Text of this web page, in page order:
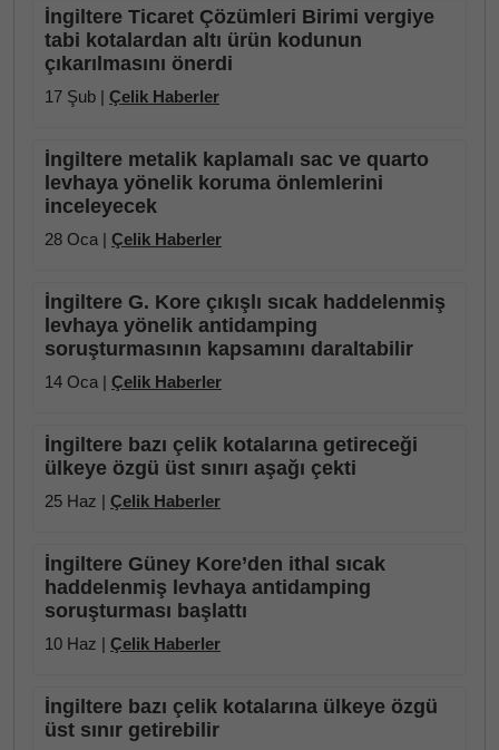
İngiltere Ticaret Çözümleri Birimi vergiye
tabi kotalardan altı ürün kodunun
çıkarılmasını önerdi
17 Şub | Çelik Haberler
İngiltere metalik kaplamalı sac ve quarto
levhaya yönelik koruma önlemlerini
inceleyecek
28 Oca | Çelik Haberler
İngiltere G. Kore çıkışlı sıcak haddelenmiş
levhaya yönelik antidamping
soruşturmasının kapsamını daraltabilir
14 Oca | Çelik Haberler
İngiltere bazı çelik kotalarına getireceği
ülkeye özgü üst sınırı aşağı çekti
25 Haz | Çelik Haberler
İngiltere Güney Kore’den ithal sıcak
haddelenmiş levhaya antidamping
soruşturması başlattı
10 Haz | Çelik Haberler
İngiltere bazı çelik kotalarına ülkeye özgü
üst sınır getirebilir